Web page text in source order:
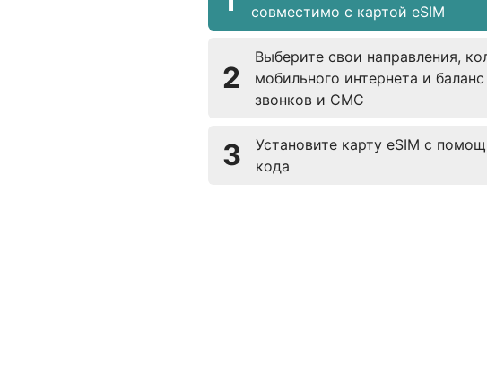
совместимо с картой eSIM
2
Выберите свои направления,
мобильного интернета и
звонков и СМС
3
Установите карту eSIM с
кода